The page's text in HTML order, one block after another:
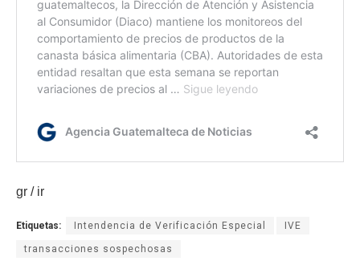
gr / ir
Etiquetas: Intendencia de Verificación Especial IVE
transacciones sospechosas